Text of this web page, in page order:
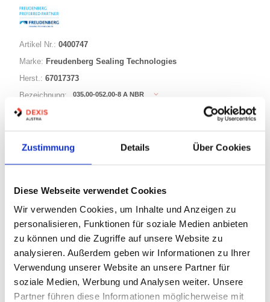
Zustimmung Details Über Cookies
Diese Webseite verwendet Cookies
Wir verwenden Cookies, um Inhalte und Anzeigen zu
personalisieren, Funktionen für soziale Medien anbieten
zu können und die Zugriffe auf unsere Website zu
analysieren. Außerdem geben wir Informationen zu Ihrer
Verwendung unserer Website an unsere Partner für
soziale Medien, Werbung und Analysen weiter. Unsere
Partner führen diese Informationen möglicherweise mit
Artikel Nr.: 0400747
Marke: Freudenberg Sealing Technologies
Herst.: 67017373
Bezeichnung:
035,00-052,00-8 A NBR
Innen Ø:
Bauform: A
85 Varianten
STK Warenkorb
Auf Lager
Print